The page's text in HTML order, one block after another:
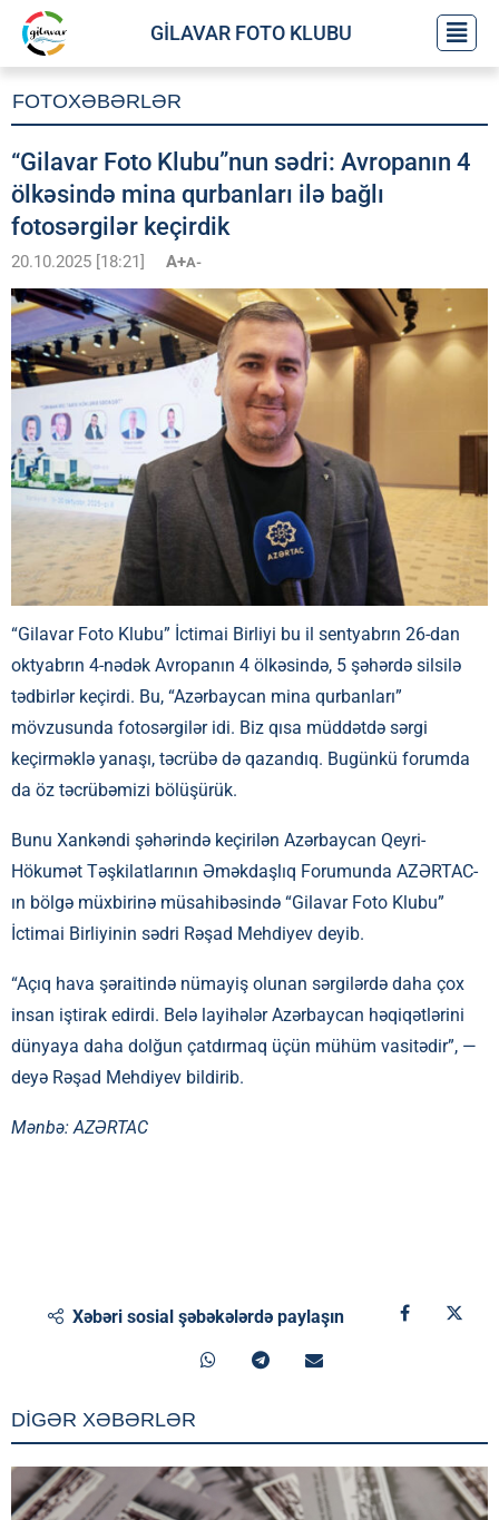
GİLAVAR FOTO KLUBU
FOTOXƏBƏRLƏR
“Gilavar Foto Klubu”nun sədri: Avropanın 4
ölkəsində mina qurbanları ilə bağlı
fotosərgilər keçirdik
20.10.2025 [18:21] A+A-
“Gilavar Foto Klubu” İctimai Birliyi bu il sentyabrın 26-dan
oktyabrın 4-nədək Avropanın 4 ölkəsində, 5 şəhərdə silsilə
tədbirlər keçirdi. Bu, “Azərbaycan mina qurbanları”
mövzusunda fotosərgilər idi. Biz qısa müddətdə sərgi
keçirməklə yanaşı, təcrübə də qazandıq. Bugünkü forumda
da öz təcrübəmizi bölüşürük.
Bunu Xankəndi şəhərində keçirilən Azərbaycan Qeyri-
Hökumət Təşkilatlarının Əməkdaşlıq Forumunda AZƏRTAC-
ın bölgə müxbirinə müsahibəsində “Gilavar Foto Klubu”
İctimai Birliyinin sədri Rəşad Mehdiyev deyib.
“Açıq hava şəraitində nümayiş olunan sərgilərdə daha çox
insan iştirak edirdi. Belə layihələr Azərbaycan həqiqətlərini
dünyaya daha dolğun çatdırmaq üçün mühüm vasitədir”, —
deyə Rəşad Mehdiyev bildirib.
Mənbə:AZƏRTAC
Xəbəri sosial şəbəkələrdə paylaşın
DİGƏR XƏBƏRLƏR